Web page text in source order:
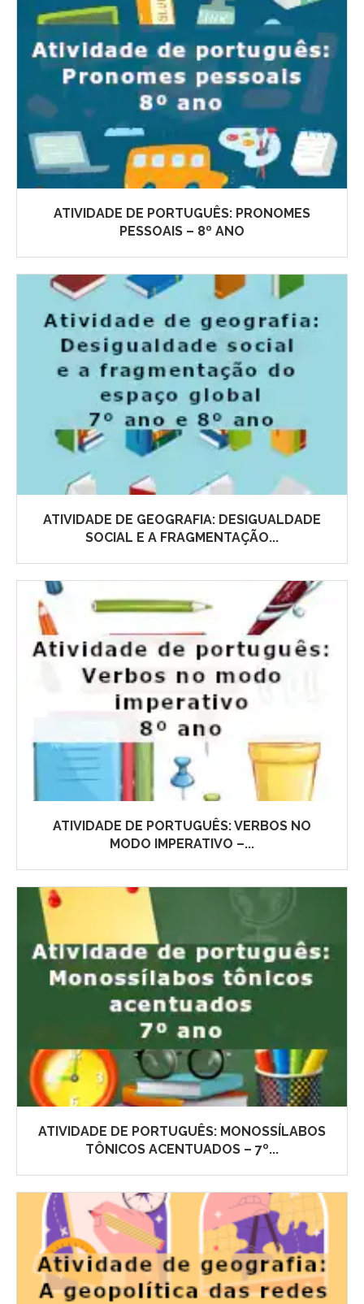
ATIVIDADE DE PORTUGUÊS: PRONOMES
PESSOAIS – 8º ANO
ATIVIDADE DE GEOGRAFIA: DESIGUALDADE
SOCIAL E A FRAGMENTAÇÃO...
ATIVIDADE DE PORTUGUÊS: VERBOS NO
MODO IMPERATIVO –...
ATIVIDADE DE PORTUGUÊS: MONOSSÍLABOS
TÔNICOS ACENTUADOS – 7º...